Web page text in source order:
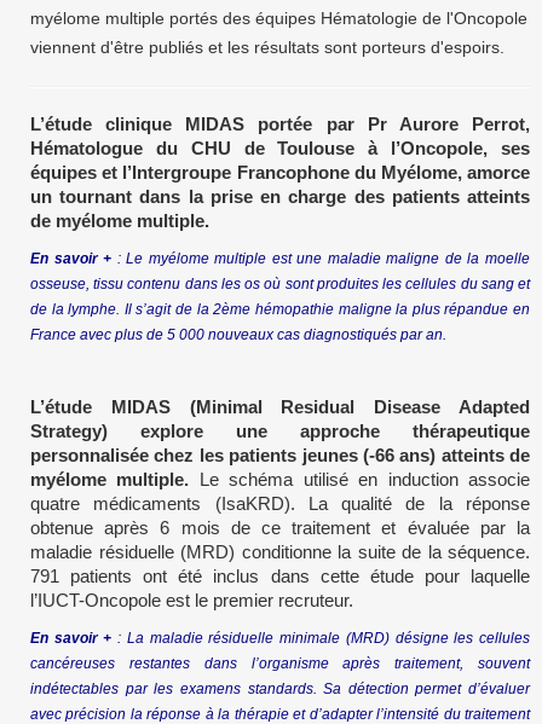
myélome multiple portés des équipes Hématologie de l'Oncopole
viennent d'être publiés et les résultats sont porteurs d'espoirs.
L’étude clinique MIDAS portée par Pr Aurore Perrot,
Hématologue du CHU de Toulouse à l’Oncopole, ses
équipes et l’Intergroupe Francophone du Myélome, amorce
un tournant dans la prise en charge des patients atteints
de myélome multiple.
En savoir + : Le myélome multiple est une maladie maligne de la moelle
osseuse, tissu contenu dans les os où sont produites les cellules du sang et
de la lymphe. Il s’agit de la 2ème hémopathie maligne la plus répandue en
France avec plus de 5 000 nouveaux cas diagnostiqués par an.
L’étude MIDAS (Minimal Residual Disease Adapted
Strategy) explore une approche thérapeutique
personnalisée chez les patients jeunes (-66 ans) atteints de
myélome multiple. Le schéma utilisé en induction associe
quatre médicaments (IsaKRD). La qualité de la réponse
obtenue après 6 mois de ce traitement et évaluée par la
maladie résiduelle (MRD) conditionne la suite de la séquence.
791 patients ont été inclus dans cette étude pour laquelle
l’IUCT-Oncopole est le premier recruteur.
En savoir + : La maladie résiduelle minimale (MRD) désigne les cellules
cancéreuses restantes dans l’organisme après traitement, souvent
indétectables par les examens standards. Sa détection permet d’évaluer
avec précision la réponse à la thérapie et d’adapter l’intensité du traitement